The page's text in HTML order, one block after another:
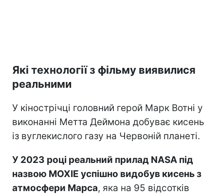
Які технології з фільму виявилися
реальними
У кінострічці головний герой Марк Вотні у
виконанні Метта Деймона добуває кисень
із вуглекислого газу на Червоній планеті.
У 2023 році реальний прилад NASA під
назвою MOXIE успішно видобув кисень з
атмосфери Марса, яка на 95 відсотків